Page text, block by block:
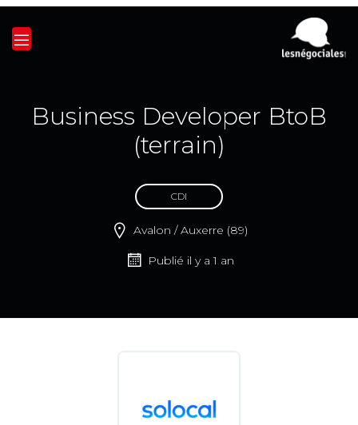
Business Developer BtoB
(terrain)
CDI
Avalon / Auxerre (89)
Publié il y a 1 an